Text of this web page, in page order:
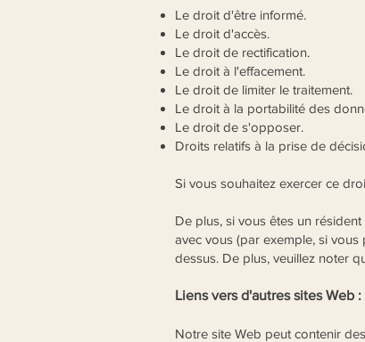
Le droit d'être informé.
Le droit d'accès.
Le droit de rectification.
Le droit à l'effacement.
Le droit de limiter le traitement.
Le droit à la portabilité des
Le droit de s'opposer.
Droits relatifs à la prise de
Si vous souhaitez exercer ce
De plus, si vous êtes un
avec vous (par exemple, si
dessus. De plus, veuillez noter
Liens vers d'autres sites Web :
Notre site Web peut contenir